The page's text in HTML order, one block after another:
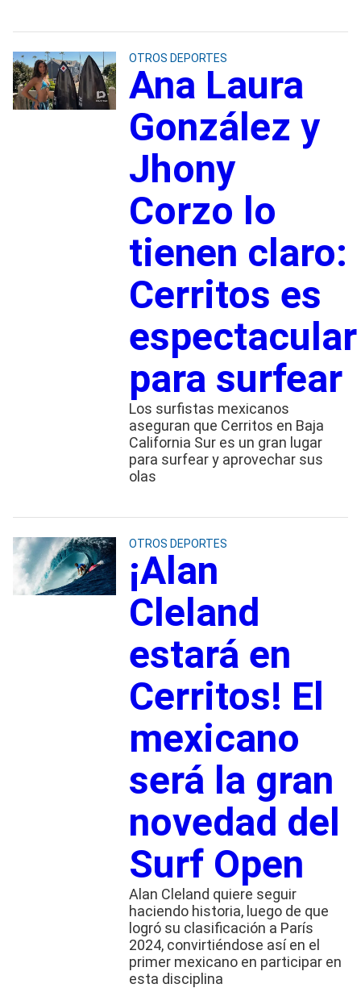
OTROS DEPORTES
Ana Laura
González y
Jhony
Corzo lo
tienen claro:
Cerritos es
espectacular
para surfear
Los surfistas mexicanos
aseguran que Cerritos en Baja
California Sur es un gran lugar
para surfear y aprovechar sus
olas
OTROS DEPORTES
¡Alan
Cleland
estará en
Cerritos! El
mexicano
será la gran
novedad del
Surf Open
Alan Cleland quiere seguir
haciendo historia, luego de que
logró su clasificación a París
2024, convirtiéndose así en el
primer mexicano en participar en
esta disciplina